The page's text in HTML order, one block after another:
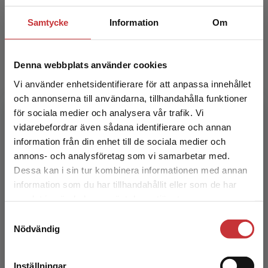
Samtycke Information Om
Denna webbplats använder cookies
Vi använder enhetsidentifierare för att anpassa innehållet
och annonserna till användarna, tillhandahålla funktioner
för sociala medier och analysera vår trafik. Vi
vidarebefordrar även sådana identifierare och annan
information från din enhet till de sociala medier och
annons- och analysföretag som vi samarbetar med.
Dessa kan i sin tur kombinera informationen med annan
information som du har tillhandahållit eller som de har
Nödvändig
Inställningar
Begränsad fraktregion
Det verkar som att du besöker
studentlitteratur.se via en enhet utanför Sverige.
Vi erbjuder inte leveranser utanför Sverige. För
att kunna slutföra ett köp måste
Magisterexamen i pedagogik, specialiserad i
idrott och matematik, klasslärare
Kimmo Nyrhinen
Filosofie magister, gymnasielärare i matematik